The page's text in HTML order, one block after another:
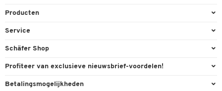
Producten
Kantoorbenodigdheden
Milieutechniek
Service
Bestelling herroepen
Schäfer Shop
Algemene voorwaarden
Profiteer van exclusieve nieuwsbrief-voordelen!
Welkomstgeschenk
Betalingsmogelijkheden